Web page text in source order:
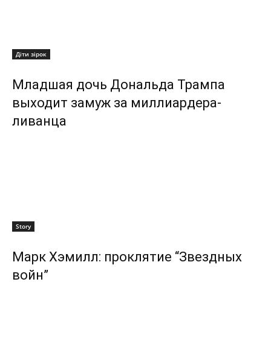
Діти зірок
Младшая дочь Дональда Трампа
выходит замуж за миллиардера-
ливанца
Story
Марк Хэмилл: проклятие “Звездных
войн”